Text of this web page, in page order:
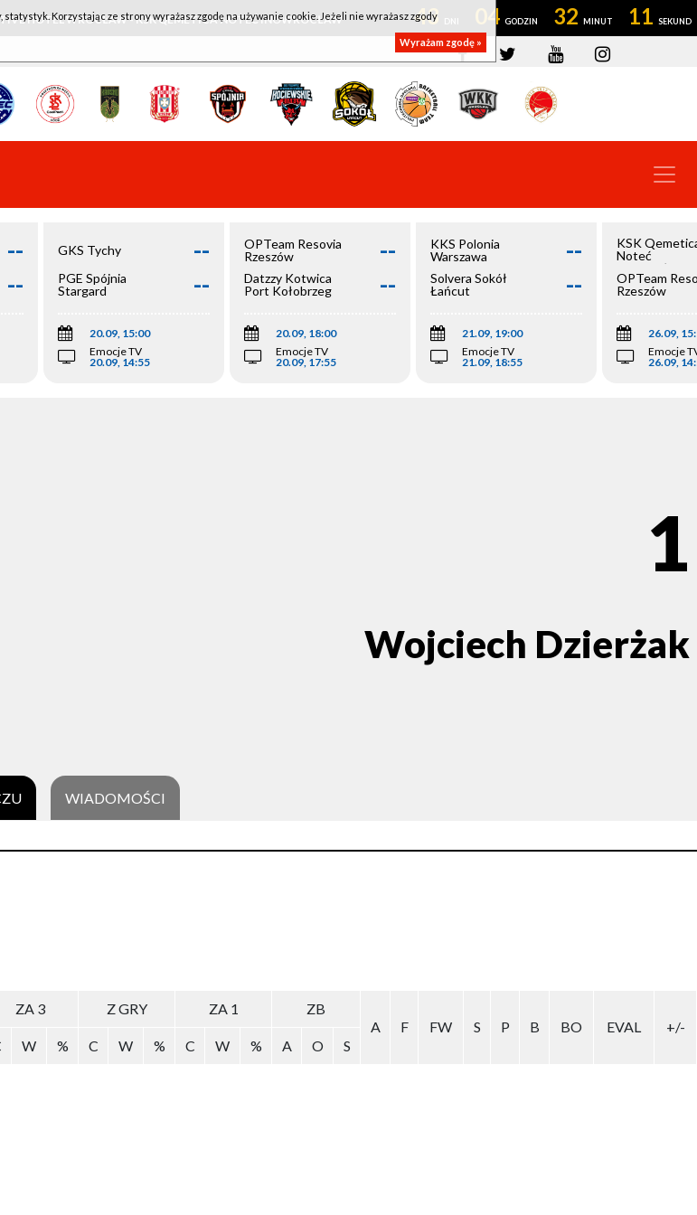
HOTEL WROCŁAW - KSK QEMETICA NOTEĆ INOWROCŁAW 43 04 32 10
--
--
GKS Tychy --
PGE Spójnia
Stargard
--
20.09, 15:00
Emocje TV
20.09, 14:55
OPTeam Resovia
Rzeszów
--
Datzzy Kotwica
Port Kołobrzeg
--
20.09, 18:00
Emocje TV
20.09, 17:55
KKS Polonia
Warszawa
--
Solvera Sokół
Łańcut
--
21.09, 19:00
Emocje TV
21.09, 18:55
KSK
Noteć
Inowrocław
OPTeam
Rzeszów
26.09,
Emocje
26.09,
1
Wojciech Dzierżak
WIADOMOŚCI
ZA 3 Z GRY ZA 1
ZB
A
F FW S P B BO EVAL
+/-
W % C W % C W % A O S
Korzystając ze strony wyrażasz zgodę na używanie cookie. Jeżeli nie wyrażasz zgody
Wyrażam zgodę »